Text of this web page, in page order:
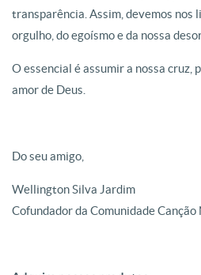
transparência. Assim, devemos nos
orgulho, do egoísmo e da nossa
O essencial é assumir a nossa cruz,
amor de Deus.
Do seu amigo,
Wellington Silva Jardim
Cofundador da Comunidade Canção